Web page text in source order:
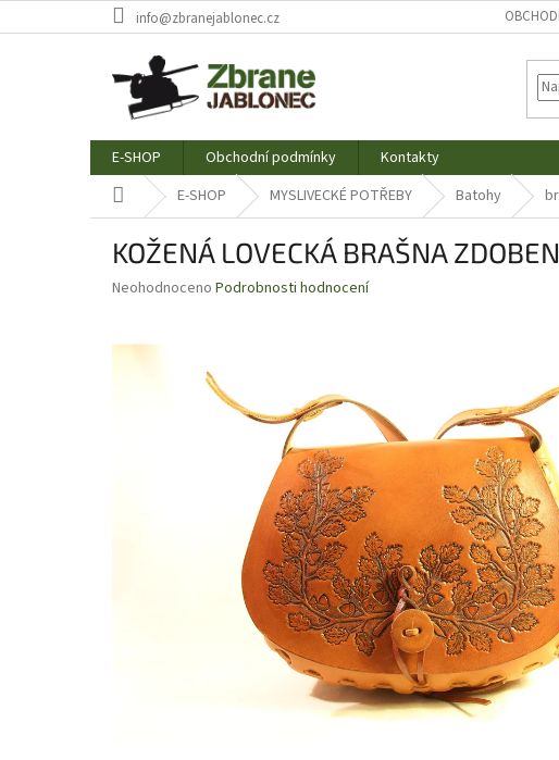
na
info@zbranejablonec.cz
E-SHOP Obchodní podmínky
Kontakty
Domů E-SHOP MYSLIVECKÉ POTŘEBY Batohy
KOŽENÁ LOVECKÁ BRAŠNA
Průměrné
je
Neohodnoceno Podrobnosti hodnocení